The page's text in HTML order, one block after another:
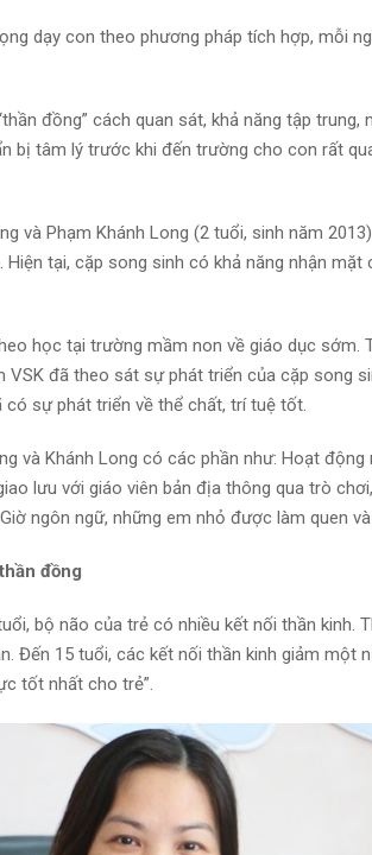
dạy con theo phương pháp tích hợp, mỗi
đồng” cách quan sát, khả năng tập
bị tâm lý trước khi đến trường cho con rất
và Phạm Khánh Long (2 tuổi, sinh năm
tại, cặp song sinh có khả năng nhận mặt
học tại trường mầm non về giáo dục sớm.
VSK đã theo sát sự phát triển của cặp song
sự phát triển về thể chất, trí tuệ tốt.
và Khánh Long có các phần như: Hoạt
lưu với giáo viên bản địa thông qua trò
ngôn ngữ, những em nhỏ được làm quen
đồng
bộ não của trẻ có nhiều kết nối thần kinh.
Đến 15 tuổi, các kết nối thần kinh giảm một
tốt nhất cho trẻ”.